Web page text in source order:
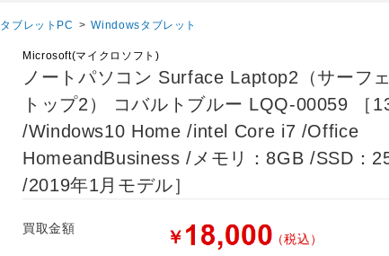
タブレットPC > Windowsタブレット
Microsoft(マイクロソフト)
ノートパソコン Surface Laptop2（サーフ
トップ2） コバルトブルー LQQ-00059 ［
/Windows10 Home /intel Core i7 /Office
HomeandBusiness /メモリ：8GB /SSD：
/2019年1月モデル］
買取金額 ￥ （税込）